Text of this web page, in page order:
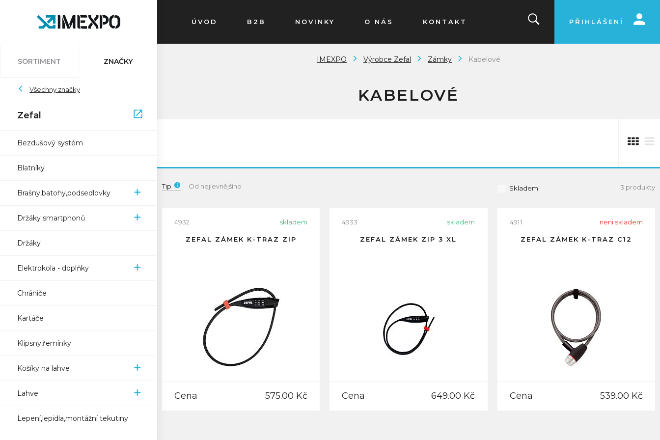
SORTIMENT ZNAČKY
Auvray
Atlantic
Bleedkit
Bosch
Impac
Schwalbe
Pletscher
Ryde
Sapim
Trelock
Zefal
Všechny značky
Zefal
Bezdušový systém
Blatníky
Brašny,batohy,podsedlovky
Držáky smartphonů
Držáky
Elektrokola - doplňky
Chrániče
Kartáče
Klipsny,řemínky
Košíky na lahve
Lahve
Lepení,lepidla,montážní tekutiny
XON
ÚVOD B2B NOVINKY O NÁS KONTAKT PŘIHLÁŠENÍ
IMEXPO Výrobce Zefal Zámky Kabelové
KABELOVÉ
Tip Od nejlevnějšího Skladem 3 produkty
4932 skladem
ZEFAL ZÁMEK K-TRAZ ZIP
Cena 575.00 Kč
4933 skladem
ZEFAL ZÁMEK ZIP 3 XL
Cena 649.00 Kč
4911 neni skladem
ZEFAL ZÁMEK K-TRAZ C12
Cena 539.00 Kč